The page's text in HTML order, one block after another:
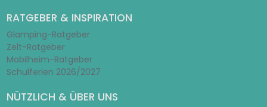
RATGEBER & INSPIRATION
Glamping-Ratgeber
Zelt-Ratgeber
Mobilheim-Ratgeber
Schulferien 2026/2027
NÜTZLICH & ÜBER UNS